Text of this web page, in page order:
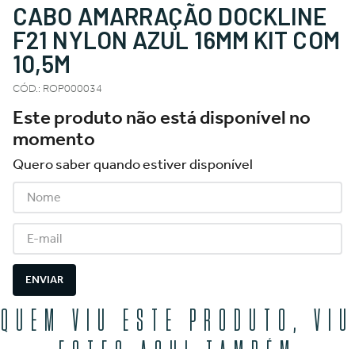
CABO AMARRAÇÃO DOCKLINE
F21 NYLON AZUL 16MM KIT COM
10,5M
CÓD.: ROP000034
Este produto não está disponível no
momento
Quero saber quando estiver disponível
ENVIAR
QUEM VIU ESTE PRODUTO, VIU